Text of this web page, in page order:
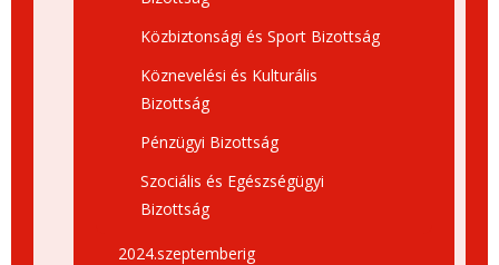
Közbiztonsági és Sport Bizottság
Köznevelési és Kulturális
Bizottság
Pénzügyi Bizottság
Szociális és Egészségügyi
Bizottság
2024.szeptemberig